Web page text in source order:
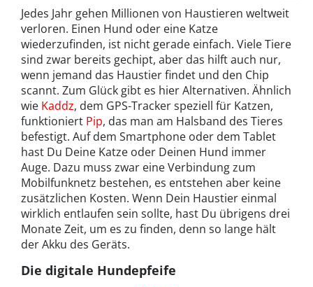
Jedes Jahr gehen Millionen von Haustieren weltweit
verloren. Einen Hund oder eine Katze
wiederzufinden, ist nicht gerade einfach. Viele Tiere
sind zwar bereits gechipt, aber das hilft auch nur,
wenn jemand das Haustier findet und den Chip
scannt. Zum Glück gibt es hier Alternativen. Ähnlich
wie Kaddz, dem GPS-Tracker speziell für Katzen,
funktioniert Pip, das man am Halsband des Tieres
befestigt. Auf dem Smartphone oder dem Tablet
hast Du Deine Katze oder Deinen Hund immer
Auge. Dazu muss zwar eine Verbindung zum
Mobilfunknetz bestehen, es entstehen aber keine
zusätzlichen Kosten. Wenn Dein Haustier einmal
wirklich entlaufen sein sollte, hast Du übrigens drei
Monate Zeit, um es zu finden, denn so lange hält
der Akku des Geräts.
Die digitale Hundepfeife